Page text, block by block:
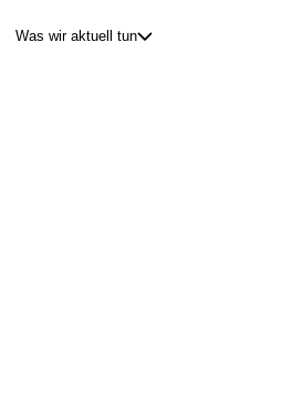
Was wir aktuell tun